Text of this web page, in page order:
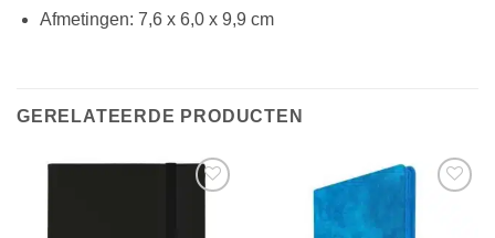
Afmetingen: 7,6 x 6,0 x 9,9 cm
GERELATEERDE PRODUCTEN